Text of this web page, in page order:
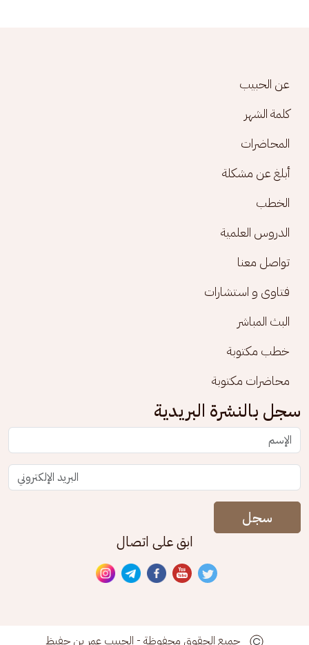
Footer menu
عن الحبيب
كلمة الشهر
المحاضرات
أبلغ عن مشكلة
الخطب
الدروس العلمية
تواصل معنا
فتاوى و استشارات
البث المباشر
خطب مكتوبة
محاضرات مكتوبة
سجل بالنشرة البريدية
سجل
ابق على اتصال
جميع الحقوق محفوظة - الحبيب عمر بن حفيظ